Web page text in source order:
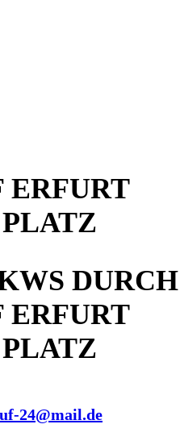
ERFURT
DURCH
ERFURT
24@mail.de